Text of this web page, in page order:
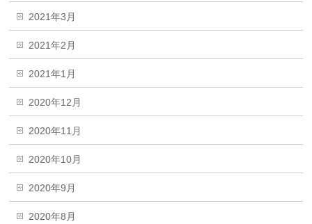
2021年3月
2021年2月
2021年1月
2020年12月
2020年11月
2020年10月
2020年9月
2020年8月